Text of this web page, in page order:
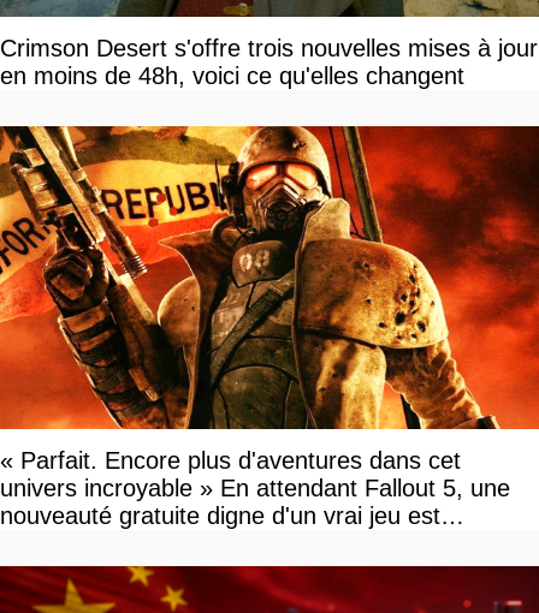
Crimson Desert s'offre trois nouvelles mises à jour
en moins de 48h, voici ce qu'elles changent
« Parfait. Encore plus d'aventures dans cet
univers incroyable » En attendant Fallout 5, une
nouveauté gratuite digne d'un vrai jeu est